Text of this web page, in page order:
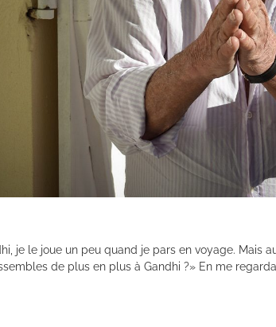
je le joue un peu quand je pars en voyage. Mais
de plus en plus à Gandhi ?» En me